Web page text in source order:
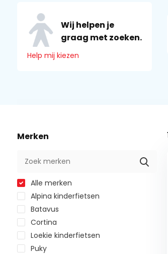
Wij helpen je
graag met zoeken.
Help mij kiezen
Merken
Alle merken
Alpina kinderfietsen
Batavus
Cortina
Loekie kinderfietsen
Puky